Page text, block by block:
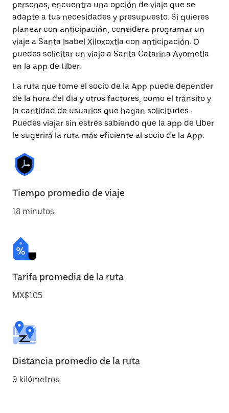
personas, encuentra una opción de viaje que se
adapte a tus necesidades y presupuesto. Si quieres
planear con anticipación, considera programar un
viaje a Santa Isabel Xiloxoxtla con anticipación. O
puedes solicitar un viaje a Santa Catarina Ayometla
en la app de Uber.
La ruta que tome el socio de la App puede depender
de la hora del día y otros factores, como el tránsito y
la cantidad de usuarios que hagan solicitudes.
Puedes viajar sin estrés sabiendo que la app de Uber
le sugerirá la ruta más eficiente al socio de la App.
Tiempo promedio de viaje
18 minutos
Tarifa promedia de la ruta
MX$105
Distancia promedio de la ruta
9 kilómetros